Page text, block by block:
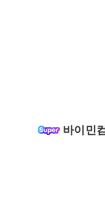
바이민